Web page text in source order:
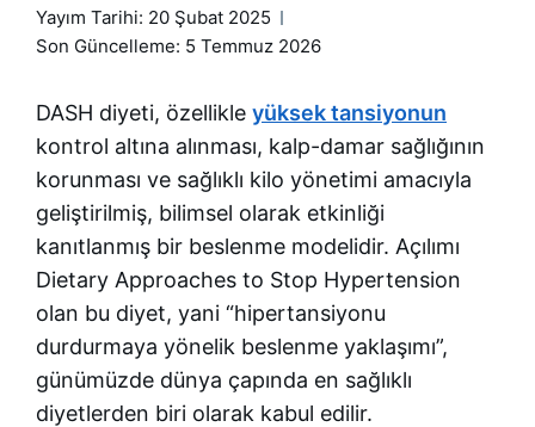
Yayım Tarihi: 20 Şubat 2025
Son Güncelleme: 5 Temmuz 2026
DASH diyeti, özellikle yüksek tansiyonun
kontrol altına alınması, kalp-damar sağlığının
korunması ve sağlıklı kilo yönetimi amacıyla
geliştirilmiş, bilimsel olarak etkinliği
kanıtlanmış bir beslenme modelidir. Açılımı
Dietary Approaches to Stop Hypertension
olan bu diyet, yani “hipertansiyonu
durdurmaya yönelik beslenme yaklaşımı”,
günümüzde dünya çapında en sağlıklı
diyetlerden biri olarak kabul edilir.